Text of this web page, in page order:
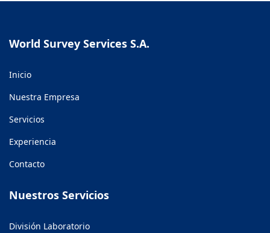
World Survey Services S.A.
Inicio
Nuestra Empresa
Servicios
Experiencia
Contacto
Nuestros Servicios
División Laboratorio